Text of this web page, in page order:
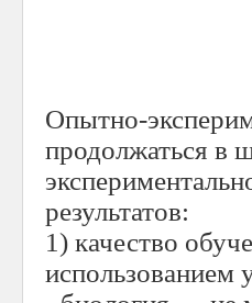
Опытно-
продолжаться в
результатов:
1) качество
использованием